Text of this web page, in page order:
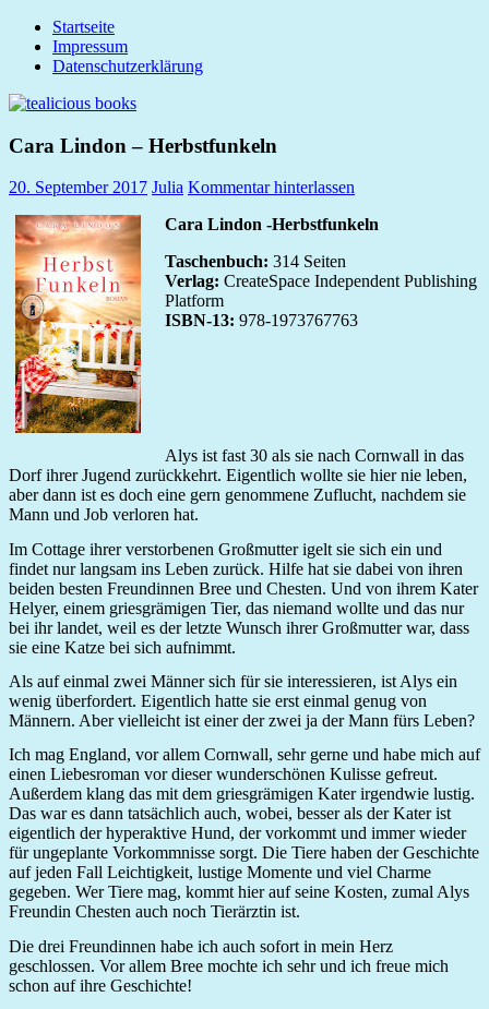
Zum
Inhalt
springen
tealicious
books
Startseite
Impressum
Datenschutzerklärung
Cara Lindon – Herbstfunkeln
20. September 2017 Julia Kommentar hinterlassen
Cara Lindon -Herbstfunkeln
Taschenbuch: 314 Seiten
Verlag: CreateSpace Independent Publishing
Platform
ISBN-13: 978-1973767763
Alys ist fast 30 als sie nach Cornwall in das
Dorf ihrer Jugend zurückkehrt. Eigentlich wollte sie hier nie leben,
aber dann ist es doch eine gern genommene Zuflucht, nachdem sie
Mann und Job verloren hat.
Im Cottage ihrer verstorbenen Großmutter igelt sie sich ein und
findet nur langsam ins Leben zurück. Hilfe hat sie dabei von ihren
beiden besten Freundinnen Bree und Chesten. Und von ihrem Kater
Helyer, einem griesgrämigen Tier, das niemand wollte und das nur
bei ihr landet, weil es der letzte Wunsch ihrer Großmutter war, dass
sie eine Katze bei sich aufnimmt.
Als auf einmal zwei Männer sich für sie interessieren, ist Alys ein
wenig überfordert. Eigentlich hatte sie erst einmal genug von
Männern. Aber vielleicht ist einer der zwei ja der Mann fürs Leben?
Ich mag England, vor allem Cornwall, sehr gerne und habe mich auf
einen Liebesroman vor dieser wunderschönen Kulisse gefreut.
Außerdem klang das mit dem griesgrämigen Kater irgendwie lustig.
Das war es dann tatsächlich auch, wobei, besser als der Kater ist
eigentlich der hyperaktive Hund, der vorkommt und immer wieder
für ungeplante Vorkommnisse sorgt. Die Tiere haben der Geschichte
auf jeden Fall Leichtigkeit, lustige Momente und viel Charme
gegeben. Wer Tiere mag, kommt hier auf seine Kosten, zumal Alys
Freundin Chesten auch noch Tierärztin ist.
Die drei Freundinnen habe ich auch sofort in mein Herz
geschlossen. Vor allem Bree mochte ich sehr und ich freue mich
schon auf ihre Geschichte!